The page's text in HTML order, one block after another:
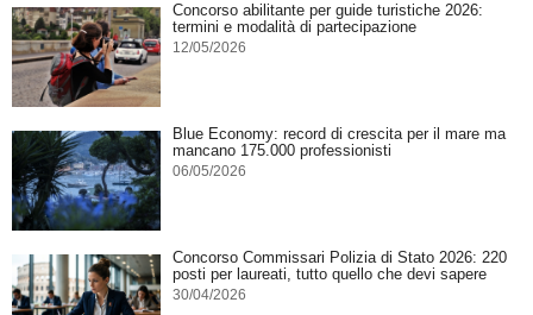
Concorso abilitante per guide turistiche 2026:
termini e modalità di partecipazione
12/05/2026
Blue Economy: record di crescita per il mare ma
mancano 175.000 professionisti
06/05/2026
Concorso Commissari Polizia di Stato 2026: 220
posti per laureati, tutto quello che devi sapere
30/04/2026